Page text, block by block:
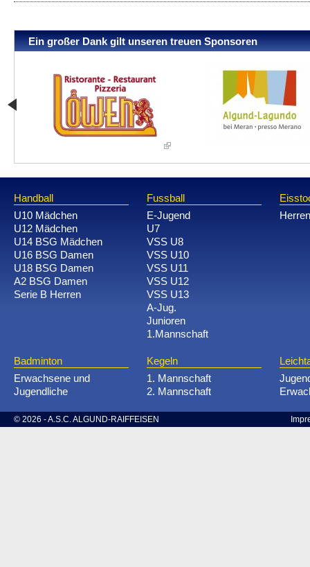
Ein großer Dank gilt unseren treuen Sponsoren
Handball
U10 Mädchen
U12 Mädchen
U14 BSG Mädchen
U16 BSG Damen
U18 BSG Damen
A2 BSG Damen
Serie B Herren
Fussball
E-Jugend
U7
VSS U8
VSS U10
VSS U11
VSS U12
VSS U13
A-Jug.
Junioren
1.Mannschaft
Herren
Badminton
Erwachsene und
Jugendliche
Kegeln
1. Mannschaft
2. Mannschaft
© 2026 - A.S.C. ALGUND-RAIFFEISEN